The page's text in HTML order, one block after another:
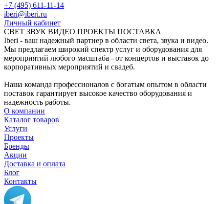
+7 (495) 611-11-14
iberi@iberi.ru
Личный кабинет
СВЕТ ЗВУК ВИДЕО ПРОЕКТЫ ПОСТАВКА
Iberi - ваш надежный партнер в области света, звука и видео.
Мы предлагаем широкий спектр услуг и оборудования для
мероприятий любого масштаба - от концертов и выставок до
корпоративных мероприятий и свадеб.
Наша команда профессионалов с богатым опытом в области
поставок гарантирует высокое качество оборудования и
надежность работы.
О компании
Каталог товаров
Услуги
Проекты
Бренды
Акции
Доставка и оплата
Блог
Контакты